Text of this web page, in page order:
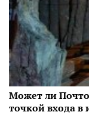
Может ли
точкой входа в